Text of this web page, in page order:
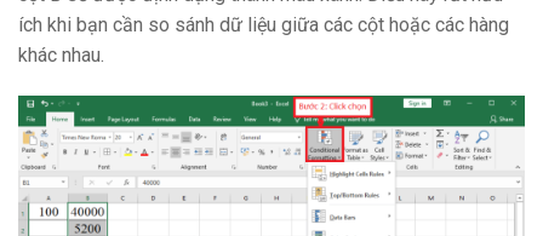
ích khi bạn cần so sánh dữ liệu giữa các cột hoặc các hàng
khác nhau.